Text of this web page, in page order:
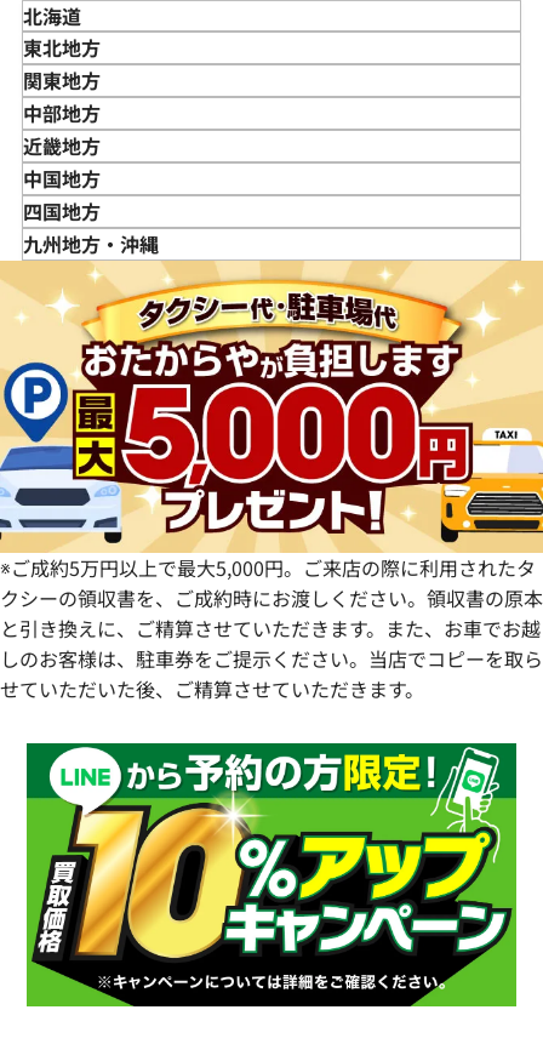
北海道
東北地方
青森県
岩手県
宮城県
秋田県
山形県
福島県
関東地方
東京都
神奈川県
埼玉県
千葉県
茨城県
栃木県
群馬県
中部地方
新潟県
富山県
石川県
山梨県
長野県
岐阜県
静岡県
愛知県
近畿地方
三重県
滋賀県
京都府
兵庫県
奈良県
和歌山県
中国地方
鳥取県
島根県
広島県
山口県
四国地方
徳島県
愛媛県
九州地方・沖縄
佐賀県
長崎県
熊本県
大分県
宮崎県
鹿児島県
※ご成約5万円以上で最大5,000円。ご来店の際に利用されたタ
クシーの領収書を、ご成約時にお渡しください。領収書の原本
と引き換えに、ご精算させていただきます。また、お車でお越
しのお客様は、駐車券をご提示ください。当店でコピーを取ら
せていただいた後、ご精算させていただきます。